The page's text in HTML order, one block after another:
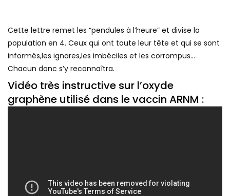
Cette lettre remet les “pendules à l’heure” et divise la
population en 4. Ceux qui ont toute leur tête et qui se sont
informés,les ignares,les imbéciles et les corrompus…
Chacun donc s’y reconnaîtra.
Vidéo très instructive sur l’oxyde
graphène utilisé dans le vaccin ARNM :